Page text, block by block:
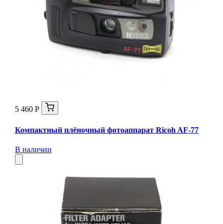
5 460 Р
Компактный плёночный фотоаппарат Ricoh AF-77
В наличии